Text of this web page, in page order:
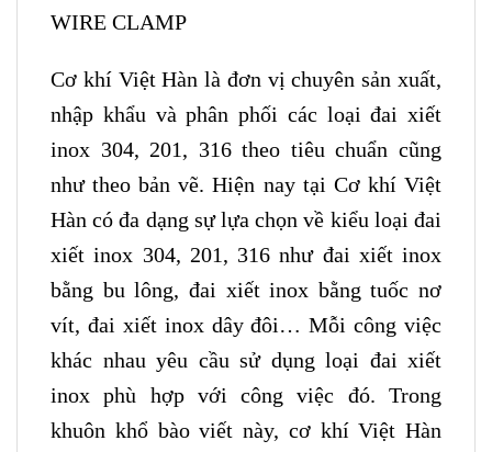
WIRE CLAMP
Cơ khí Việt Hàn là đơn vị chuyên sản xuất,
nhập khẩu và phân phối các loại đai xiết
inox 304, 201, 316 theo tiêu chuẩn cũng
như theo bản vẽ. Hiện nay tại Cơ khí Việt
Hàn có đa dạng sự lựa chọn về kiểu loại đai
xiết inox 304, 201, 316 như đai xiết inox
bằng bu lông, đai xiết inox bằng tuốc nơ
vít, đai xiết inox dây đôi… Mỗi công việc
khác nhau yêu cầu sử dụng loại đai xiết
inox phù hợp với công việc đó. Trong
khuôn khổ bào viết này, cơ khí Việt Hàn